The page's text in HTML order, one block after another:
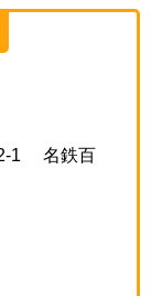
2-1 名鉄百